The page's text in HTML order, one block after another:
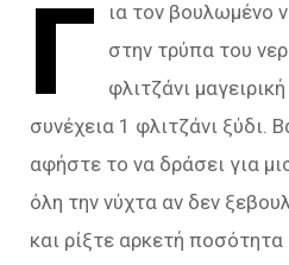
Γ
ια τον βουλωμένο
στην τρύπα του
φλιτζάνι
συνέχεια 1 φλιτζάνι ξύδι.
αφήστε το να δράσει για
όλη την νύχτα αν δεν
και ρίξτε αρκετή